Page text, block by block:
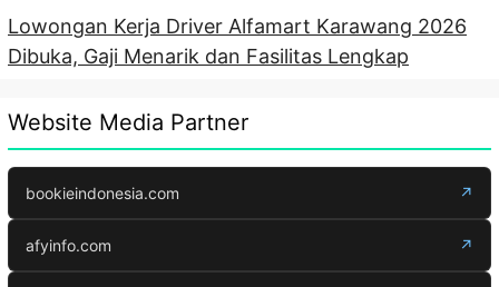
Lowongan Kerja Driver Alfamart Karawang 2026
Dibuka, Gaji Menarik dan Fasilitas Lengkap
Website Media Partner
bookieindonesia.com ↗
afyinfo.com ↗